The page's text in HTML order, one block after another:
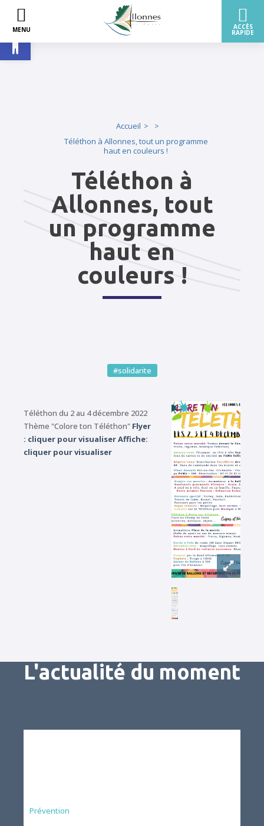
Ouvrir la barre d’outils
Accueil
Téléthon à Allonnes, tout un programme
haut en couleurs !
Téléthon à
Allonnes, tout
un programme
haut en
couleurs !
#solidarite
Téléthon du 2 au 4 décembre 2022
Thème "Colore ton Téléthon" Flyer
: cliquer pour visualiserAffiche:
cliquer pour visualiser
L'actualité du moment
Préfecture
Prévention